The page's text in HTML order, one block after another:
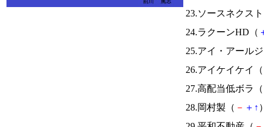
23.ソースネクス
24.ラクーンHD（
25.アイ・アール
26.アイケイケイ（
27.高配当低ボラ（
28.岡村製（ － ＋ ↑